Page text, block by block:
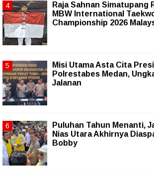
Raja Sahnan Simatupang
MBW International
Championship 2026
Misi Utama Asta Cita
Polrestabes Medan,
Jalanan
Puluhan Tahun Menanti,
Nias Utara Akhirnya
Bobby